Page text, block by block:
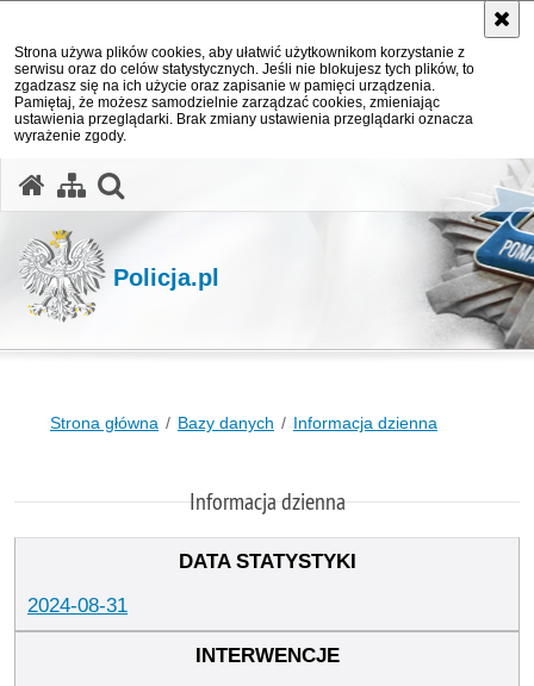
Strona używa plików cookies, aby ułatwić użytkownikom korzystanie z
serwisu oraz do celów statystycznych. Jeśli nie blokujesz tych plików, to
zgadzasz się na ich użycie oraz zapisanie w pamięci urządzenia.
Pamiętaj, że możesz samodzielnie zarządzać cookies, zmieniając
ustawienia przeglądarki. Brak zmiany ustawienia przeglądarki oznacza
wyrażenie zgody.
Policja.pl
Strona główna Bazy danych Informacja dzienna
Informacja dzienna
2024-08-31